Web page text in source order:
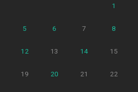
1
5 6 7 8
12 13 14 15
19 20 21 22